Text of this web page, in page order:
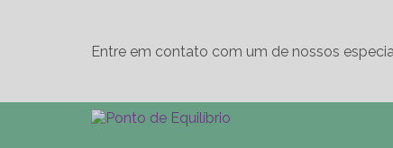
Entre em contato com um de nossos